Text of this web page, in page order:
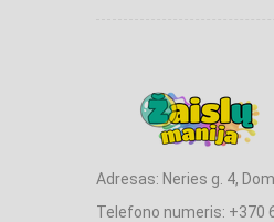
Adresas: Neries g. 4,
Telefono numeris: +370